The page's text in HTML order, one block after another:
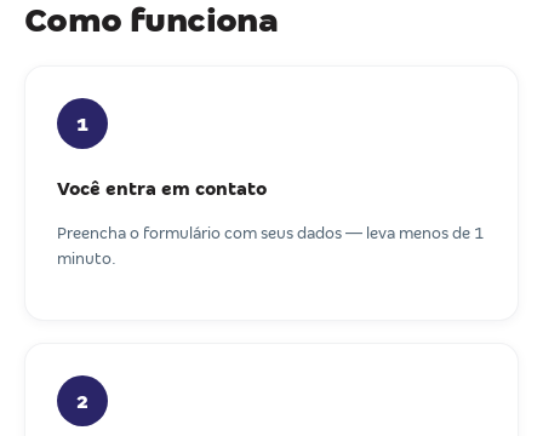
Como funciona
1
Você entra em contato
Preencha o formulário com seus dados — leva menos de 1
minuto.
2